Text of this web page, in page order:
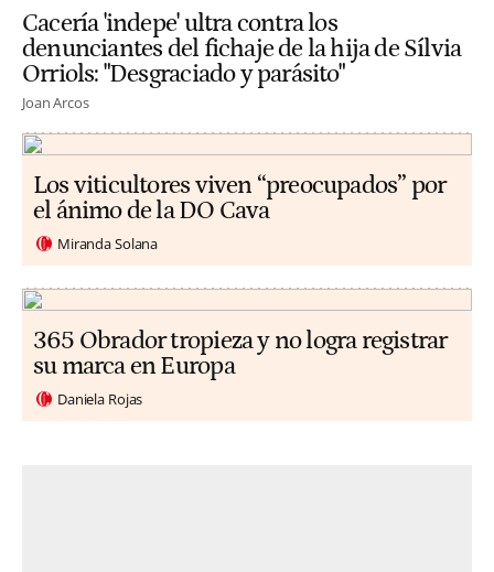
Cacería 'indepe' ultra contra los
denunciantes del fichaje de la hija de Sílvia
Orriols: "Desgraciado y parásito"
Joan Arcos
Los viticultores viven “preocupados” por
el ánimo de la DO Cava
Miranda Solana
365 Obrador tropieza y no logra registrar
su marca en Europa
Daniela Rojas